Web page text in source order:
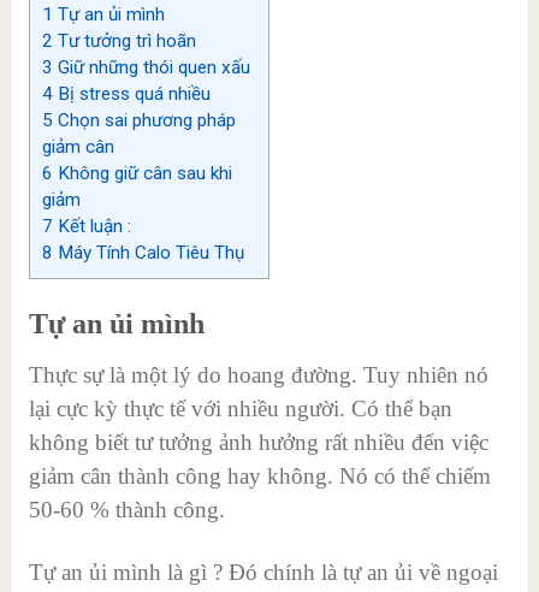
1 Tự an ủi mình
2 Tư tưởng trì hoãn
3 Giữ những thói quen xấu
4Bị stress quá nhiều
5 Chọn sai phương pháp
giảm cân
6 Không giữ cân sau khi
giảm
7 Kết luận :
8 Máy Tính Calo Tiêu Thụ
Tự an ủi mình
Thực sự là một lý do hoang đường. Tuy nhiên nó
lại cực kỳ thực tế với nhiều người. Có thể bạn
không biết tư tưởng ảnh hưởng rất nhiều đến việc
giảm cân thành công hay không. Nó có thể chiếm
50-60 % thành công.
Tự an ủi mình là gì ? Đó chính là tự an ủi về ngoại